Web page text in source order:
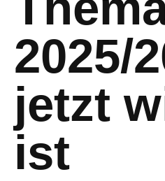
2025/
jetzt
ist